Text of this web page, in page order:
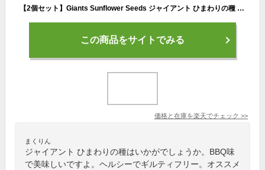
【2個セット】Giants Sunflower Seeds ジャイアント ひまわりの種 KCスタイルBBQ味 142g KC Style BBQ Flavored 5oz
この商品をサイトでみる
価格と在庫を楽天でチェック >>
まくりん
ジャイアント ひまわりの種はいかがでしょうか。BBQ味
で美味しいですよ。ヘルシーでギルティフリー。オススメ